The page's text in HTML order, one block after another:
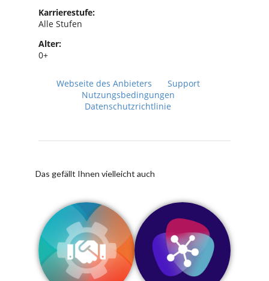
Karrierestufe:
Alle Stufen
Alter:
0+
Webseite des Anbieters
Support
Nutzungsbedingungen
Datenschutzrichtlinie
Das gefällt Ihnen vielleicht auch